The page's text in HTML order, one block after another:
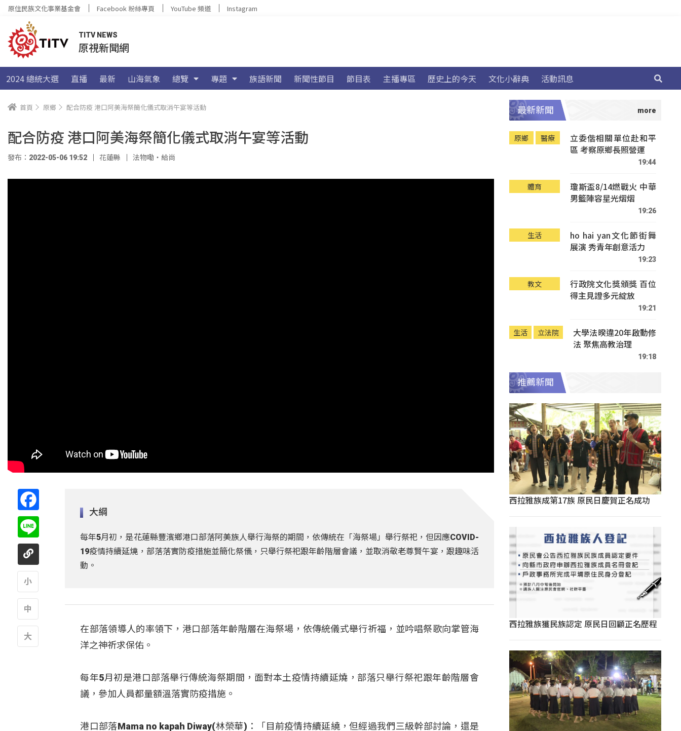
原住民族文化事業基金會 Facebook 粉絲專頁 YouTube 頻道 Instagram
TITV NEWS
原視新聞網
2024 總統大選 直播 最新 山海氣象 總覽 專題 族語新聞 新聞性節目 節目表 主播專區 歷史上的今天 文化小辭典 活動訊息
首頁 原鄉 配合防疫 港口阿美海祭簡化儀式取消午宴等活動
配合防疫 港口阿美海祭簡化儀式取消午宴等活動
發布：2022-05-06 19:52 花蓮縣 法物嘞‧給尚
大綱
每年5月初，是花蓮縣豐濱鄉港口部落阿美族人舉行海祭的期間，依傳統在「海祭場」舉行祭祀，但因應COVID-
19疫情持續延燒，部落落實防疫措施並簡化祭儀，只舉行祭祀跟年齡階層會議，並取消敬老尊賢午宴，跟趣味活
動。
在部落領導人的率領下，港口部落年齡階層在海祭場，依傳統儀式舉行祈福，並吟唱祭歌向掌管海
洋之神祈求保佑。
每年5月初是港口部落舉行傳統海祭期間，面對本土疫情持續延燒，部落只舉行祭祀跟年齡階層會
議，參加人員都量額溫落實防疫措施。
港口部落Mama no kapah Diway(林榮華)：「目前疫情持續延繞，但經過我們三級幹部討論，還是
最新新聞
原鄉 醫療
立委偕相關單位赴和平
區 考察原鄉長照營運
19:44
體育
瓊斯盃8/14燃戰火 中華
男籃陣容星光熠熠
19:26
生活
ho hai yan文化節街舞
展演 秀青年創意活力
19:23
教文
行政院文化獎頒獎 百位
得主見證多元綻放
19:21
生活 立法院
大學法暌違20年啟動修
法 聚焦高教治理
19:18
推薦新聞
西拉雅族成第17族 原民日慶賀正名成功
西拉雅族獲民族認定 原民日回顧正名歷程